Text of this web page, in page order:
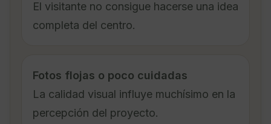
El visitante no consigue hacerse una idea
completa del centro.
Fotos flojas o poco cuidadas
La calidad visual influye muchísimo en la
percepción del proyecto.